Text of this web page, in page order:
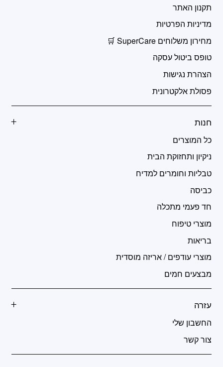
תקנון האתר
מדיניות הפרטיות
מחירון משלוחים SuperCare 🛒
טופס ביטול עסקה
הצהרת נגישות
פסולת אלקטרונית
חנות
כל המוצרים
ניקיון ותחזוקת הבית
טבליות וחומרים למדיח
כביסה
חד פעמי מתכלה
מוצרי טיפוח
בריאות
מוצרי עודפים / אריזה מוסדית
מבצעים חמים
עזרה
החשבון שלי
צור קשר